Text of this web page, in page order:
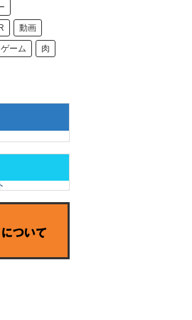
動画
ゲーム 肉